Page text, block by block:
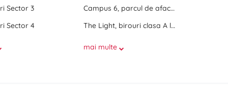
Sector 3
Sector 4
Campus 6, parcul de afaceri de langa Politehnica Bucuresti
The Light, birouri clasa A langa Politehnica Bucuresti
mai multe